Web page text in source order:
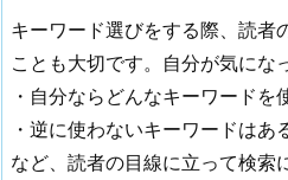
い
確
認
を
キーワード選びをする際、読者
ことも大切です。自分が気にな
・自分ならどんなキーワードを
・逆に使わないキーワードはあ
など、読者の目線に立って検索